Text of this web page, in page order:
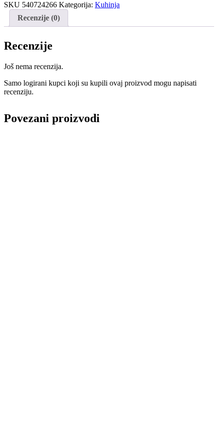
za
posluživanje
35x3.2cm
SKU 540724266 Kategorija: Kuhinja
Recenzije (0)
Recenzije
Još nema recenzija.
Samo logirani kupci koji su kupili ovaj proizvod mogu napisati
recenziju.
Povezani proizvodi